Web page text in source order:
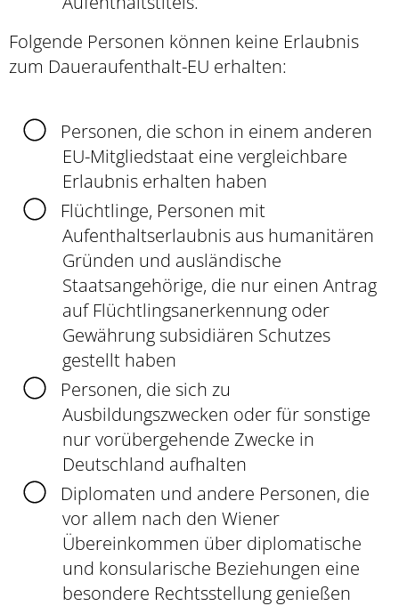
Folgende Personen können keine Erlaubnis
zum Daueraufenthalt-EU erhalten:
Personen, die schon in einem anderen
EU-Mitgliedstaat eine vergleichbare
Erlaubnis erhalten haben
Flüchtlinge, Personen mit
Aufenthaltserlaubnis aus humanitären
Gründen und ausländische
Staatsangehörige, die nur einen Antrag
auf Flüchtlingsanerkennung oder
Gewährung subsidiären Schutzes
gestellt haben
Personen, die sich zu
Ausbildungszwecken oder für sonstige
nur vorübergehende Zwecke in
Deutschland aufhalten
Diplomaten und andere Personen, die
vor allem nach den Wiener
Übereinkommen über diplomatische
und konsularische Beziehungen eine
besondere Rechtsstellung genießen